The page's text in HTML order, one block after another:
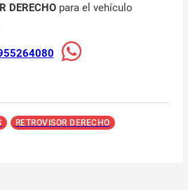
DERECHOpara el vehículo
RETROVISOR DERECHO